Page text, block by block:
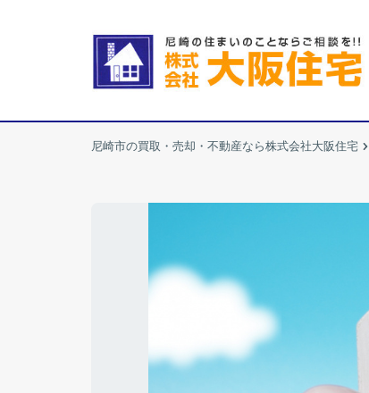
尼崎市の買取・売却・不動産なら株式会社大阪住宅